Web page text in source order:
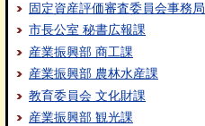
固定資産評価審査委員会事務局
市長公室 秘書広報課
産業振興部 商工課
産業振興部 農林水産課
教育委員会 文化財課
産業振興部 観光課